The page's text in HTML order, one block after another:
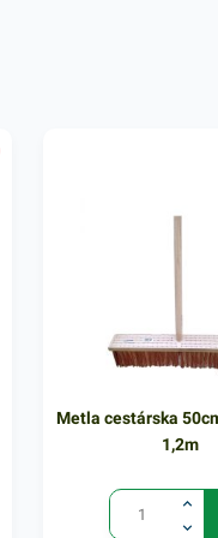
Mop Super komplet
ďalšie podobné
zaručene oslovia.
Metla cestárska
1,2m